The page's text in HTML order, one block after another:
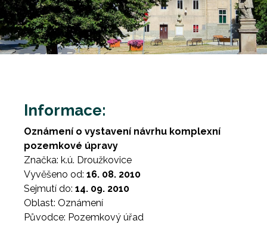
Informace:
Oznámení o vystavení návrhu komplexní
pozemkové úpravy
Značka: k.ú. Droužkovice
Vyvěšeno od: 16. 08. 2010
Sejmutí do: 14. 09. 2010
Oblast: Oznámení
Původce: Pozemkový úřad